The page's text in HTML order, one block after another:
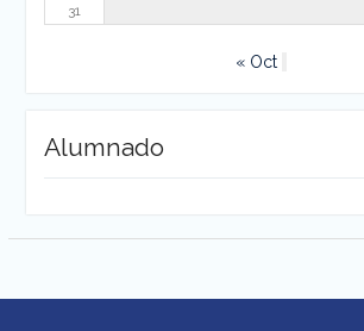
31
« Oct
Alumnado